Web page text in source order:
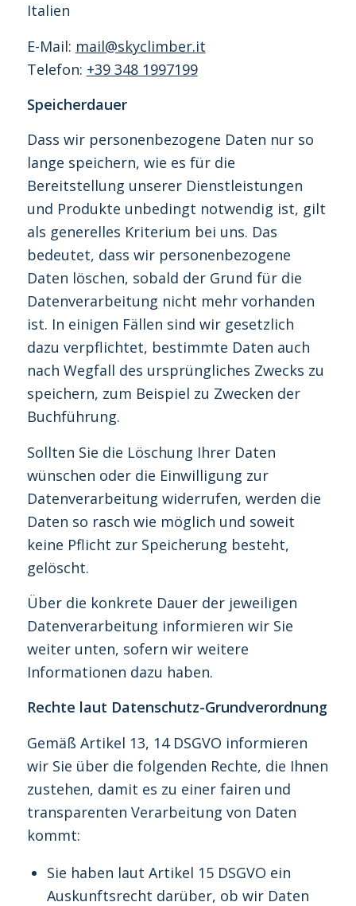
Italien
E-Mail: mail@skyclimber.it
Telefon: +39 348 1997199
Speicherdauer
Dass wir personenbezogene Daten nur so
lange speichern, wie es für die
Bereitstellung unserer Dienstleistungen
und Produkte unbedingt notwendig ist, gilt
als generelles Kriterium bei uns. Das
bedeutet, dass wir personenbezogene
Daten löschen, sobald der Grund für die
Datenverarbeitung nicht mehr vorhanden
ist. In einigen Fällen sind wir gesetzlich
dazu verpflichtet, bestimmte Daten auch
nach Wegfall des ursprüngliches Zwecks zu
speichern, zum Beispiel zu Zwecken der
Buchführung.
Sollten Sie die Löschung Ihrer Daten
wünschen oder die Einwilligung zur
Datenverarbeitung widerrufen, werden die
Daten so rasch wie möglich und soweit
keine Pflicht zur Speicherung besteht,
gelöscht.
Über die konkrete Dauer der jeweiligen
Datenverarbeitung informieren wir Sie
weiter unten, sofern wir weitere
Informationen dazu haben.
Rechte laut Datenschutz-Grundverordnung
Gemäß Artikel 13, 14 DSGVO informieren
wir Sie über die folgenden Rechte, die Ihnen
zustehen, damit es zu einer fairen und
transparenten Verarbeitung von Daten
kommt:
Sie haben laut Artikel 15 DSGVO ein
Auskunftsrecht darüber, ob wir Daten